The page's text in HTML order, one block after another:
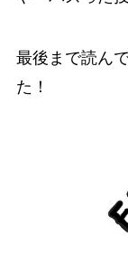
最後まで読ん
た！